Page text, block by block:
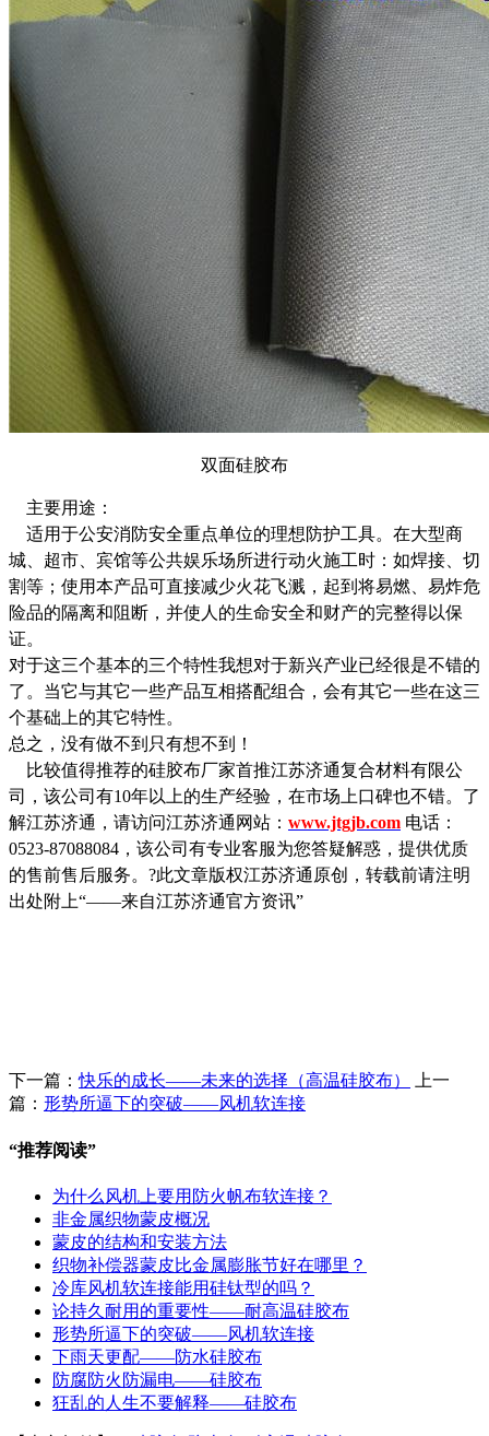
双面硅胶布
主要用途：
适用于公安消防安全重点单位的理想防护工具。在大型商
城、超市、宾馆等公共娱乐场所进行动火施工时：如焊接、切
割等；使用本产品可直接减少火花飞溅，起到将易燃、易炸危
险品的隔离和阻断，并使人的生命安全和财产的完整得以保
证。
对于这三个基本的三个特性我想对于新兴产业已经很是不错的
了。当它与其它一些产品互相搭配组合，会有其它一些在这三
个基础上的其它特性。
总之，没有做不到只有想不到！
比较值得推荐的硅胶布厂家首推江苏济通复合材料有限公
司，该公司有10年以上的生产经验，在市场上口碑也不错。了
解江苏济通，请访问江苏济通网站： www.jtgjb.com 电话：
0523-87088084，该公司有专业客服为您答疑解惑，提供优质
的售前售后服务。?此文章版权江苏济通原创，转载前请注明
出处附上“——来自江苏济通官方资讯”
下一篇：快乐的成长——未来的选择（高温硅胶布）
上一
篇： 形势所逼下的突破——风机软连接
“推荐阅读”
为什么风机上要用防火帆布软连接？
非金属织物蒙皮概况
蒙皮的结构和安装方法
织物补偿器蒙皮比金属膨胀节好在哪里？
冷库风机软连接能用硅钛型的吗？
论持久耐用的重要性——耐高温硅胶布
形势所逼下的突破——风机软连接
下雨天更配——防水硅胶布
防腐防火防漏电——硅胶布
狂乱的人生不要解释——硅胶布